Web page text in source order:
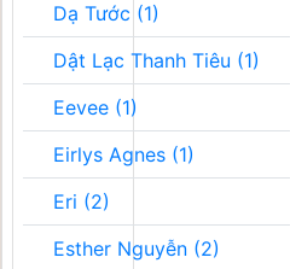
Dạ Tước (1)
Dật Lạc Thanh Tiêu (1)
Eevee (1)
Eirlys Agnes (1)
Eri (2)
Esther Nguyễn (2)